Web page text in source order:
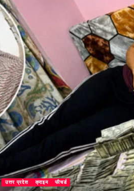
उत्तर प्रदेश क्राइम फीचर्ड